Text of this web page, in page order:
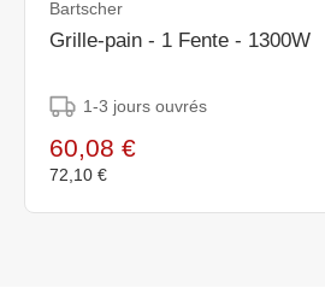
Bartscher
Grille-pain - 1 Fente - 1300W
1-3 jours ouvrés
60,08 €
72,10 €